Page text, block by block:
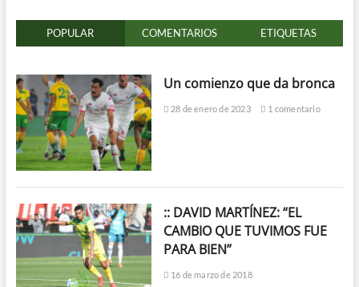
POPULAR COMENTARIOS ETIQUETAS
Un comienzo que da bronca
28 de enero de 2023 1 comentario
:: DAVID MARTÍNEZ: “EL
CAMBIO QUE TUVIMOS FUE
PARA BIEN”
16 de marzo de 2018